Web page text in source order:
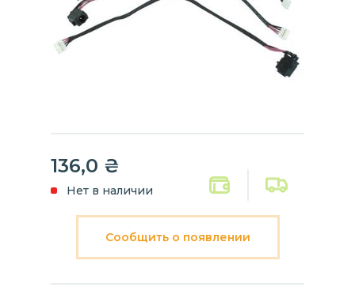
136,0 ₴
Нет в наличии
Сообщить о появлении